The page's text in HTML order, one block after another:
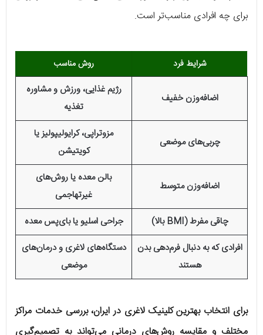
برای چه افرادی مناسب‌تر است.
شرایط فرد روش مناسب
اضافه‌وزن خفیف
رژیم غذایی، ورزش و مشاوره
تغذیه
چربی‌های موضعی
مزوتراپی، کرایولیپولیز یا
کویتیشن
اضافه‌وزن متوسط
بالن معده یا روش‌های
غیرتهاجمی
چاقی مفرط (BMI بالا)
جراحی اسلیو یا بای‌پس معده
افرادی که به دنبال فرم‌دهی بدن
هستند
دستگاه‌های لاغری و درمان‌های
موضعی
برای انتخاب بهترین کلینیک لاغری در ایران، بررسی خدمات مراکز
مختلف و مقایسه روش‌های درمانی می‌تواند به تصمیم‌گیری